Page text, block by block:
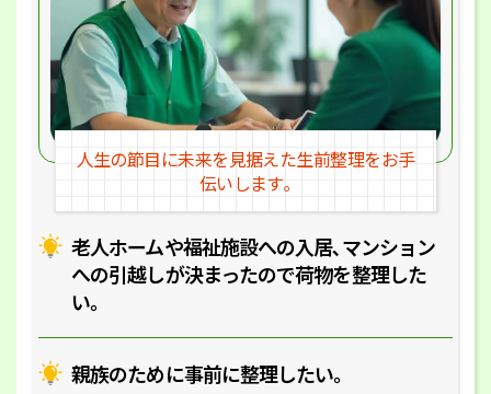
老人ホームや福祉施設への入居､マンション
への引越しが決まったので荷物を整理した
い｡
親族のために事前に整理したい｡
人生の節目に未来を見据えた生前整理をお手
伝いします｡